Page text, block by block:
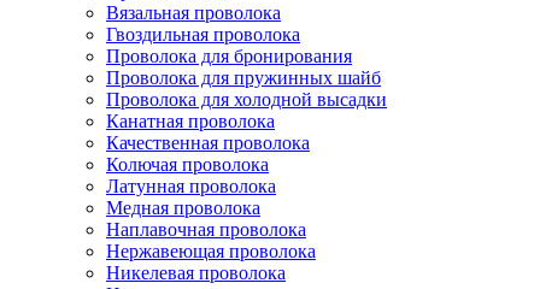
Вязальная проволока
Гвоздильная проволока
Проволока для бронирования
Проволока для пружинных шайб
Проволока для холодной высадки
Канатная проволока
Качественная проволока
Колючая проволока
Латунная проволока
Медная проволока
Наплавочная проволока
Нержавеющая проволока
Никелевая проволока